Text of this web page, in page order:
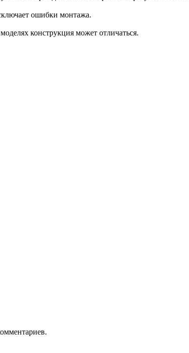
ошибки монтажа.
конструкция может отличаться.